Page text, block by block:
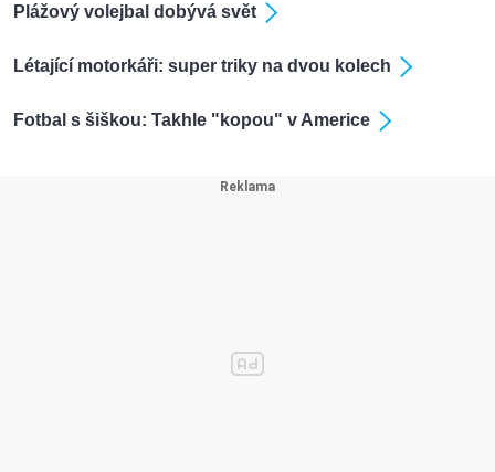
Plážový volejbal dobývá svět
Létající motorkáři: super triky na dvou kolech
Fotbal s šiškou: Takhle "kopou" v Americe